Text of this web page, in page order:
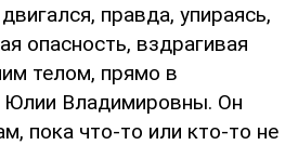
правда, упираясь,
опасность, вздрагивая
телом, прямо в
Юлии Владимировны. Он
пока что-то или кто-то не